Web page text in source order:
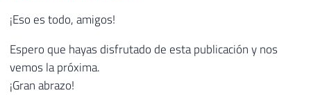
¡Eso es todo, amigos!
Espero que hayas disfrutado de esta publicación y nos
vemos la próxima.
¡Gran abrazo!